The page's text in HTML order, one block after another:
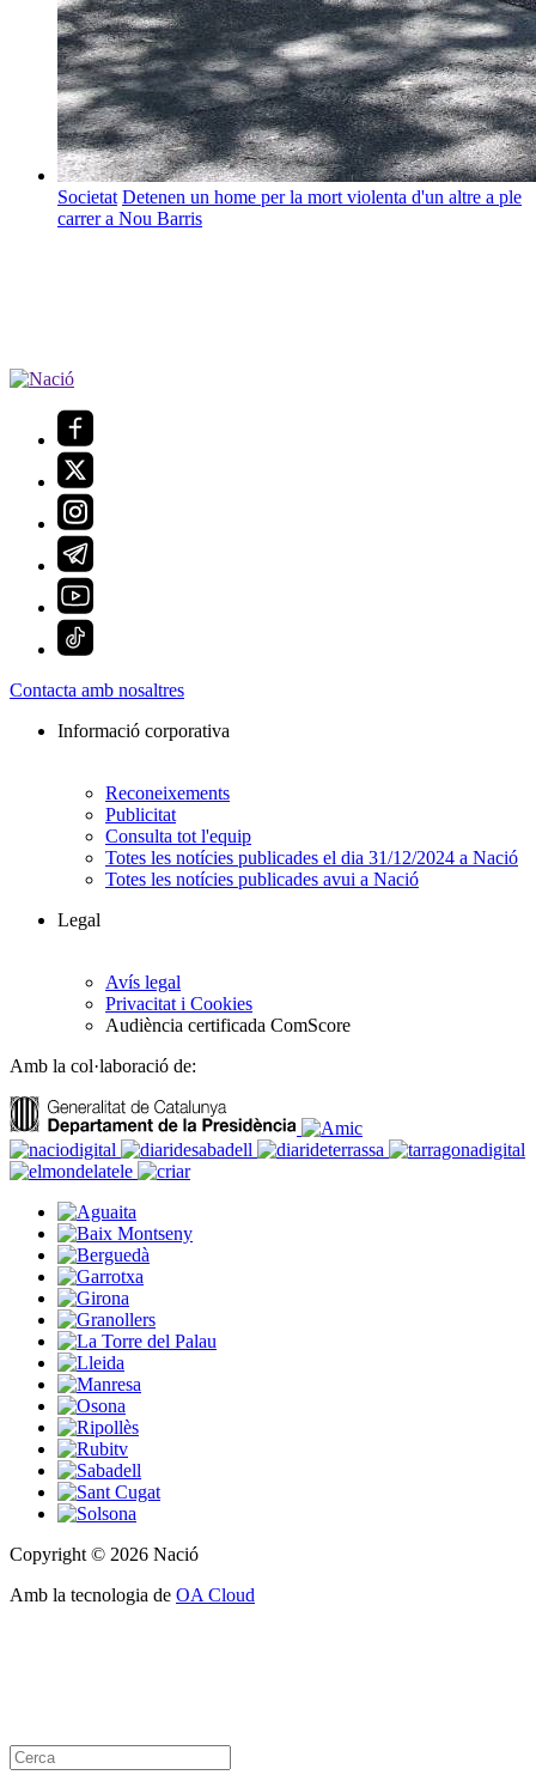
Societat Detenen un home per la mort violenta d'un altre a ple
carrer a Nou Barris
Contacta amb nosaltres
Informació corporativa
Reconeixements
Publicitat
Consulta tot l'equip
Totes les notícies publicades el dia 31/12/2024 a Nació
Totes les notícies publicades avui a Nació
Legal
Avís legal
Privacitat i Cookies
Audiència certificada ComScore
Amb la col·laboració de:
Copyright © 2026 Nació
Amb la tecnologia de OA Cloud